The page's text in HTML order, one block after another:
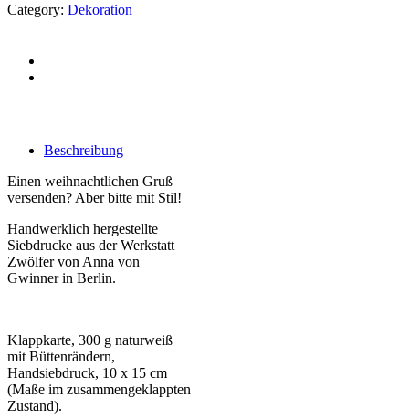
Category: Dekoration
Beschreibung
Einen weihnachtlichen Gruß
versenden? Aber bitte mit Stil!
Handwerklich hergestellte
Siebdrucke aus der Werkstatt
Zwölfer von Anna von
Gwinner in Berlin.
Klappkarte, 300 g naturweiß
mit Büttenrändern,
Handsiebdruck, 10 x 15 cm
(Maße im zusammengeklappten
Zustand).